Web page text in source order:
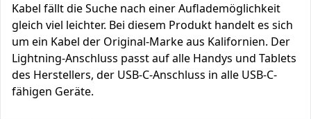
Kabel fällt die Suche nach einer Auflademöglichkeit
gleich viel leichter. Bei diesem Produkt handelt es sich
um ein Kabel der Original-Marke aus Kalifornien. Der
Lightning-Anschluss passt auf alle Handys und Tablets
des Herstellers, der USB-C-Anschluss in alle USB-C-
fähigen Geräte.